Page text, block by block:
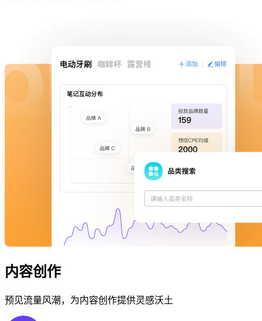
内容创作
预见流量风潮，为内容创作提供灵感沃土